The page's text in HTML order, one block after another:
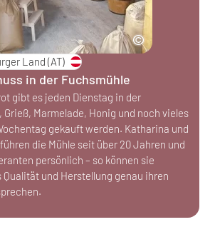
Land (AT)
in der Fuchsmühle
gibt es jeden Dienstag in der
Grieß, Marmelade, Honig und noch vieles
gekauft werden. Katharina und
die Mühle seit über 20 Jahren und
persönlich – so können sie
und Herstellung genau ihren